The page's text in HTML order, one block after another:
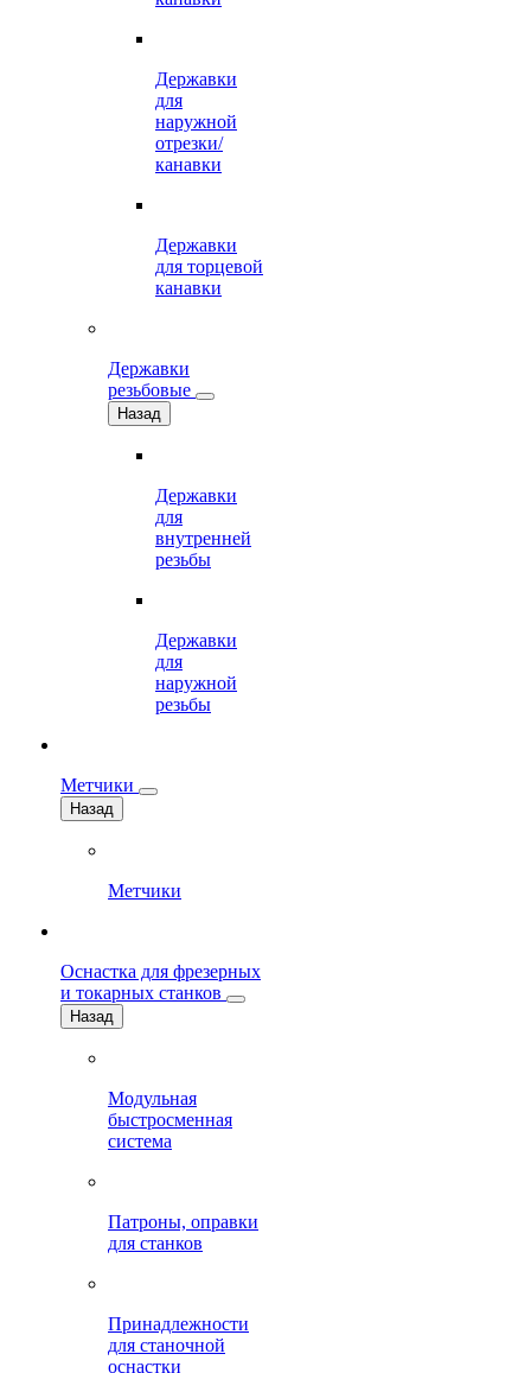
Державки
для
наружной
отрезки/
канавки
Державки
для торцевой
канавки
Державки
резьбовые
Назад
Державки
для
внутренней
резьбы
Державки
для
наружной
резьбы
Метчики
Назад
Метчики
Оснастка для фрезерных
и токарных станков
Назад
Модульная
быстросменная
система
Патроны, оправки
для станков
Принадлежности
для станочной
оснастки